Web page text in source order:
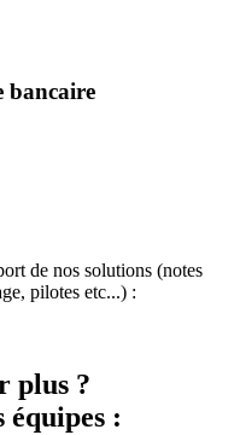
bancaire
de nos solutions (notes
pilotes etc...) :
plus ?
équipes :